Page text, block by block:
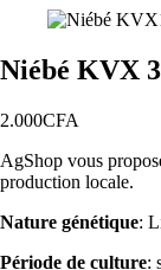
Niébé KVX
2.000CFA
AgShop vous
production locale.
Nature génétique:
Période de culture: